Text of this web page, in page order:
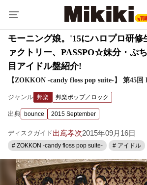
モーニング娘。'15にハロプロ研修
ァクトリー、PASSPO☆妹分・ぷ
目アイドル盤紹介!
【ZOKKON -candy floss pop suite-】 第45回
ジャンル 邦楽 邦楽ポップ／ロック
出典 bounce 2015 September
ディスクガイド出嶌孝次2015年09月16日
# ZOKKON -candy floss pop suite- # アイドル